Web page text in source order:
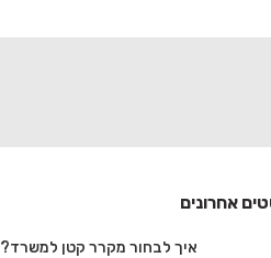
אחרונים
איך לבחור מקרר קטן למשרד?